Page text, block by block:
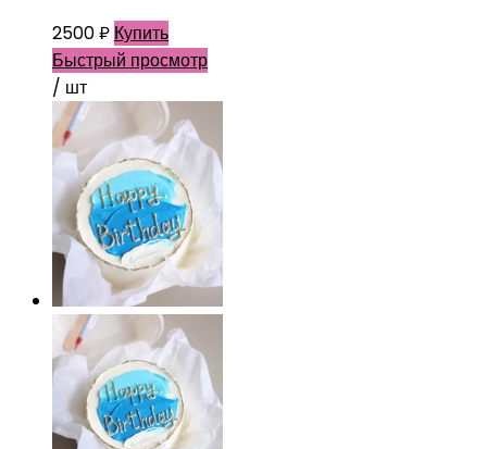
2500₽ Купить
Быстрый просмотр
/ шт